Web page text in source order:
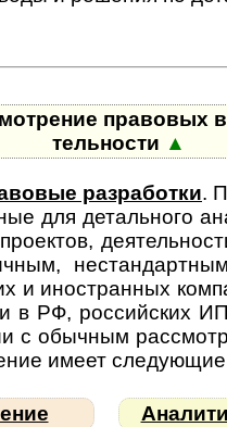
правовых
тель­ности ▲
разработки.
для де­таль­но­го
и ино­ст­ран­ных
в РФ, рос­сий­ских
с обыч­ным
имеет